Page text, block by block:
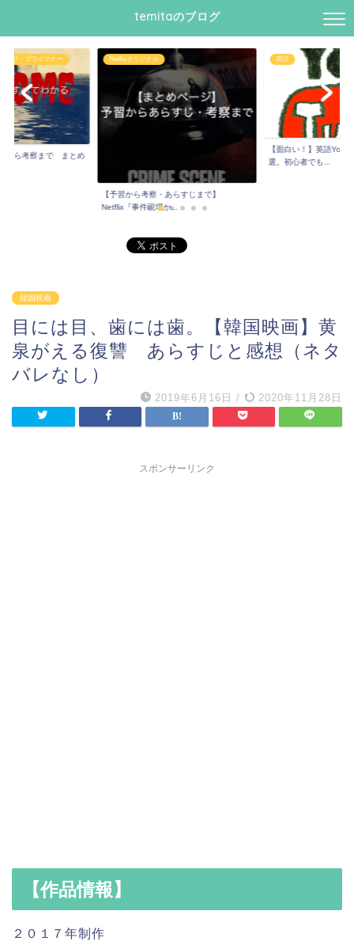
temitaのブログ
オブ・ブライマナー
から考察まで まとめ
Netflixオリジナル
【予習から考察・あらすじまで】
Netflix『事件現場か...
英語
【面白い！】英語
選。初心者でも...
韓国映画
目には目、歯には歯。【韓国映画】黄
泉がえる復讐 あらすじと感想（ネタ
バレなし）
2019年6月16日 / 2020年11月28日
スポンサーリンク
【作品情報】
２０１７年制作